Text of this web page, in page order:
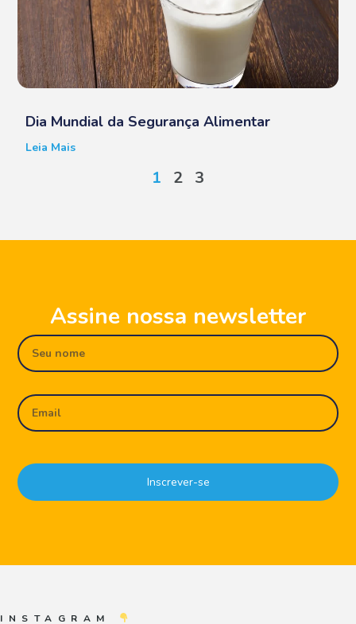
Dia Mundial da Segurança Alimentar
Leia Mais
1 2 3
Assine nossa newsletter
Inscrever-se
INSTAGRAM